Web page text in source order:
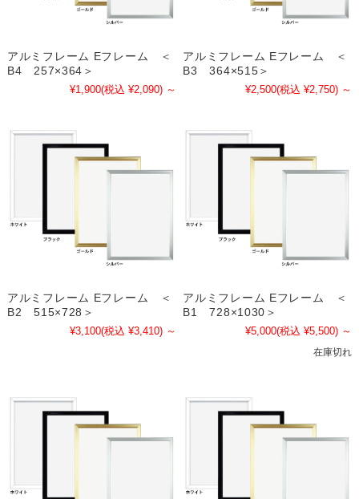
アルミフレーム Eフレーム ＜
B4 257×364＞
¥1,900(税込 ¥2,090) ～
アルミフレーム Eフレーム ＜
B3 364×515＞
¥2,500(税込 ¥2,750) ～
アルミフレーム Eフレーム ＜
B2 515×728＞
¥3,100(税込 ¥3,410) ～
アルミフレーム Eフレーム ＜
B1 728×1030＞
¥5,000(税込 ¥5,500) ～
在庫切れ